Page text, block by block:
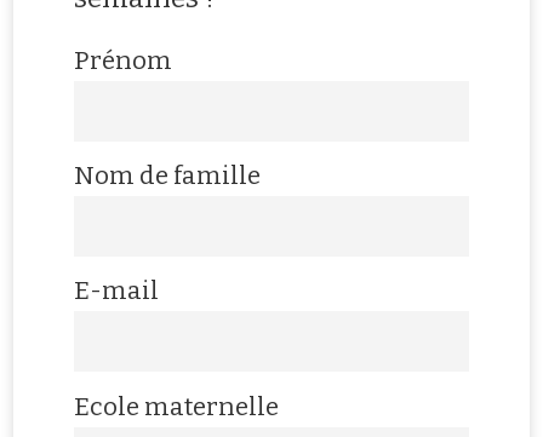
Prénom
Nom de famille
E-mail
Ecole maternelle